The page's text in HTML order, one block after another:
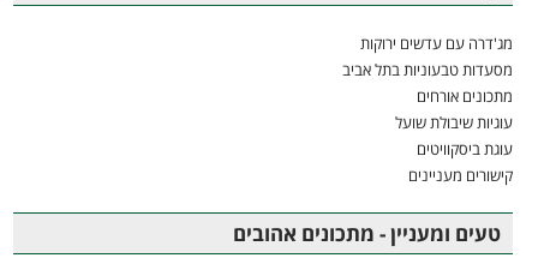
מג'דרה עם עדשים ירוקות
מסעדות טבעוניות בתל אביב
מתכונים אורחים
עוגיות שיבולת שועל
עוגת ביסקוויטים
קישורים מעניינים
טעים ומעניין - מתכונים אהובים